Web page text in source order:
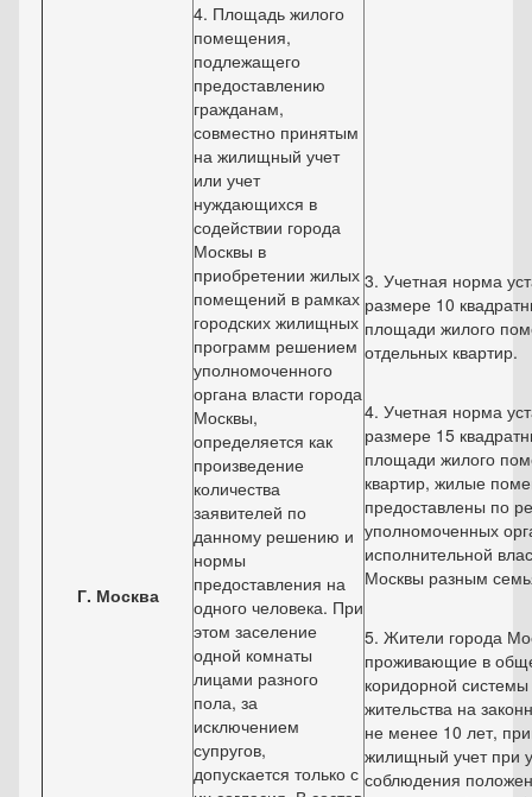
Г. Москва
4. Площадь жилого
помещения,
подлежащего
предоставлению
гражданам,
совместно принятым
на жилищный учет
или учет
нуждающихся в
содействии города
Москвы в
приобретении жилых
помещений в рамках
городских жилищных
программ решением
уполномоченного
органа власти города
Москвы,
определяется как
произведение
количества
заявителей по
данному решению и
нормы
предоставления на
одного человека. При
этом заселение
одной комнаты
лицами разного
пола, за
исключением
супругов,
допускается только с
3. Учетная норма
размере 10
площади жилого
отдельных квартир.
4. Учетная норма
размере 15
площади жилого
квартир, жилые
предоставлены по
уполномоченных
исполнительной
Москвы разным
5. Жители города
проживающие в
коридорной
жительства на
не менее 10 лет,
жилищный учет при
соблюдения